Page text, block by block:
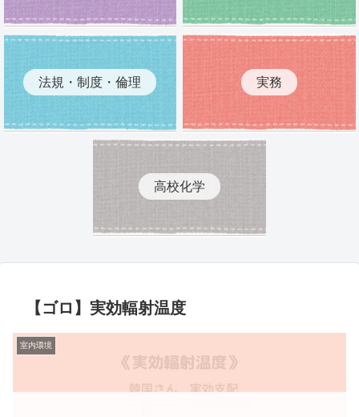
法規・制度・倫理 実務
高校化学
【ゴロ】実効輻射温度
室内環境